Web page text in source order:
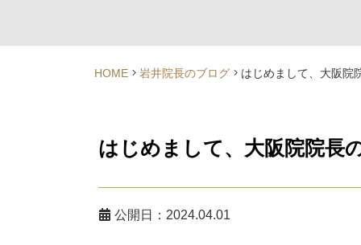
HOME 岩井院長のブログ はじめまして、大阪院
はじめまして、大阪院院長
公開日：2024.04.01